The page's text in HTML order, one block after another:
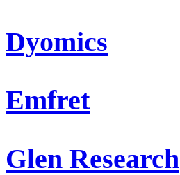
Dyomics
Emfret
Glen Research